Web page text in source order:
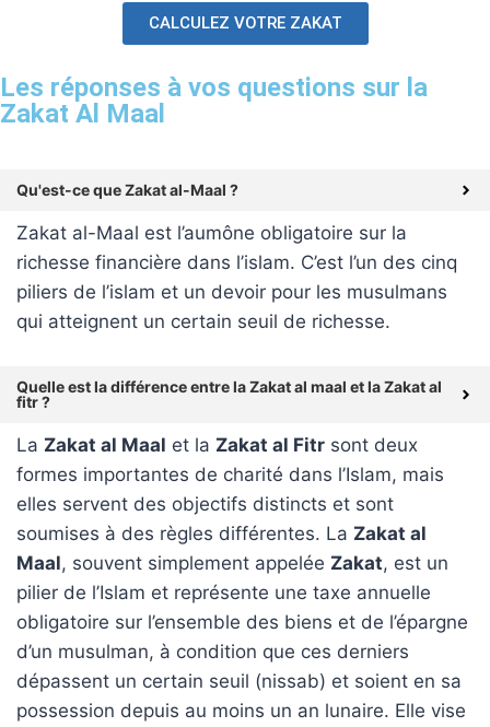
CALCULEZ VOTRE ZAKAT
Les réponses à vos questions sur la
Zakat Al Maal
Qu'est-ce que Zakat al-Maal ?
Zakat al-Maal est l’aumône obligatoire sur la
richesse financière dans l’islam. C’est l’un des cinq
piliers de l’islam et un devoir pour les musulmans
qui atteignent un certain seuil de richesse.
Quelle est la différence entre la Zakat al maal et la Zakat al
fitr ?
La Zakat al Maal et la Zakat al Fitr sont deux
formes importantes de charité dans l’Islam, mais
elles servent des objectifs distincts et sont
soumises à des règles différentes. La Zakat al
Maal, souvent simplement appelée Zakat, est un
pilier de l’Islam et représente une taxe annuelle
obligatoire sur l’ensemble des biens et de l’épargne
d’un musulman, à condition que ces derniers
dépassent un certain seuil (nissab) et soient en sa
possession depuis au moins un an lunaire. Elle vise